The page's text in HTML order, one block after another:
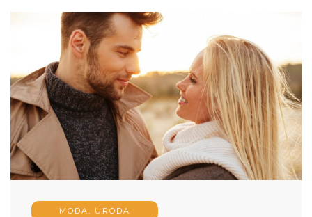
MODA, URODA